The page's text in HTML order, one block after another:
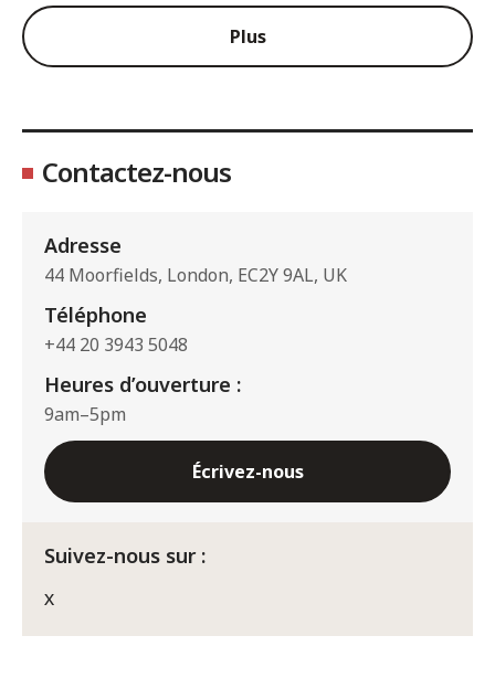
Plus
Contactez-nous
Adresse
44 Moorfields, London, EC2Y 9AL, UK
Téléphone
+44 20 3943 5048
Heures d’ouverture :
9am–5pm
Écrivez-nous
Suivez-nous sur :
X